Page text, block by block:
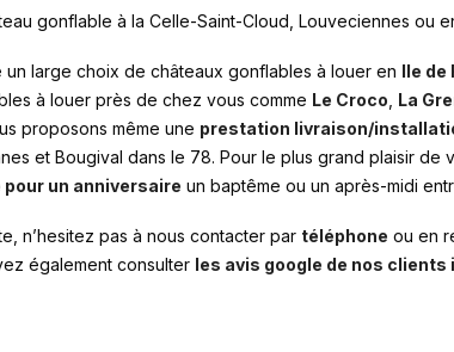
gonflable à la Celle-Saint-Cloud, Louveciennes ou
large choix de châteaux gonflables à louer en Ile de
à louer près de chez vous comme Le Croco La
proposons même une prestation livraison/
et Bougival dans le 78. Pour le plus grand plaisir de
un anniversaire un baptême ou un après-midi
n’hesitez pas à nous contacter par téléphone ou en
également consulter les avis google de nos clients